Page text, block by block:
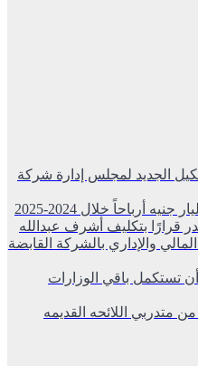
الجديد لمجلس إدارة شركة
قرارًا بتكليف أشرف عبدالله
والإداري بالشركة القابضة
تستكمل باقي الوزارات
متدربي اللائحه القديمه